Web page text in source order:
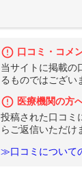
口コミ・コメ
当サイトに掲載の
るものではござい
医療機関の方
投稿された口コミ
らご返信いただけ
≫口コミについて